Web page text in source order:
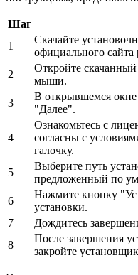
Шаг
1
Скачайте
официального сайта
2
Откройте
мыши.
3
В открывшемся
"Далее".
4
Ознакомьтесь с
согласны с
галочку.
5
Выберите путь
предложенный по
6
Нажмите кнопку
установки.
7
Дождитесь
8
После завершения
закройте